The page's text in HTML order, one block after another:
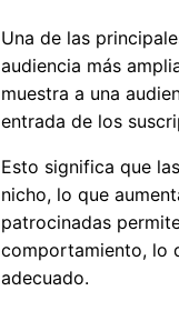
Una de las
audiencia más
muestra a una
entrada de los
Esto significa que
nicho, lo que
patrocinadas
comportamiento, lo
adecuado.